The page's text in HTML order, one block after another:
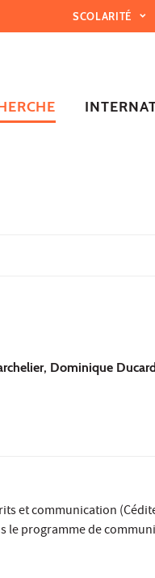
SCOLARITÉ
Dominique
et communication
le programme de